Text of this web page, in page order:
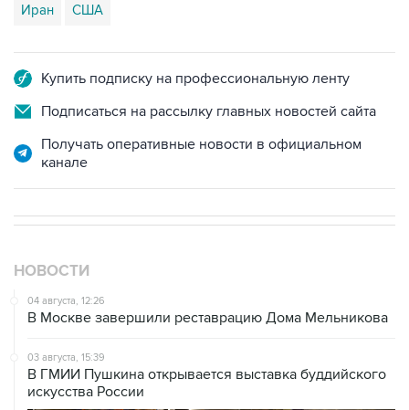
Иран США
Купить подписку на профессиональную ленту
Подписаться на рассылку главных новостей сайта
Получать оперативные новости в официальном
канале
НОВОСТИ
04 августа, 12:26
В Москве завершили реставрацию Дома Мельникова
03 августа, 15:39
В ГМИИ Пушкина открывается выставка буддийского
искусства России